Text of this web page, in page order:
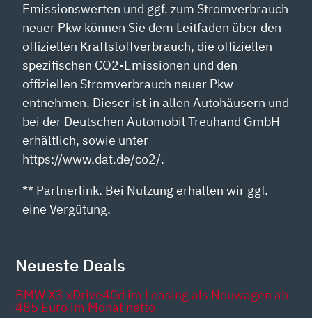
Emissionswerten und ggf. zum Stromverbrauch
neuer Pkw können Sie dem Leitfaden über den
offiziellen Kraftstoffverbrauch, die offiziellen
spezifischen CO2-Emissionen und den
offiziellen Stromverbrauch neuer Pkw
entnehmen. Dieser ist in allen Autohäusern und
bei der Deutschen Automobil Treuhand GmbH
erhältlich, sowie unter
https://www.dat.de/co2/.
** Partnerlink. Bei Nutzung erhalten wir ggf.
eine Vergütung.
Neueste Deals
BMW X3 xDrive40d im Leasing als Neuwagen ab
485 Euro im Monat netto